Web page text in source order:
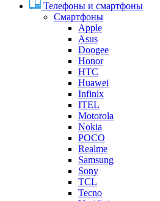
Телефоны и смартфоны
Смартфоны
Apple
Asus
Doogee
Honor
HTC
Huawei
Infinix
ITEL
Motorola
Nokia
POCO
Realme
Samsung
Sony
TCL
Tecno